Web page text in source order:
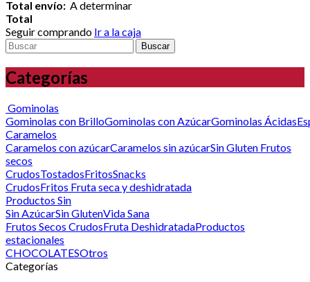
Total envío: A determinar
Total
Seguir comprando Ir a la caja
Buscar
Categorías
Gominolas
Gominolas con BrilloGominolas con AzúcarGominolas Ácidas
Caramelos
Caramelos con azúcarCaramelos sin azúcarSin Gluten Frutos
secos
CrudosTostadosFritosSnacks
CrudosFritos Fruta seca y deshidratada
Productos Sin
Sin AzúcarSin GlutenVida Sana
Frutos Secos CrudosFruta DeshidratadaProductos
estacionales
CHOCOLATESOtros
Categorías